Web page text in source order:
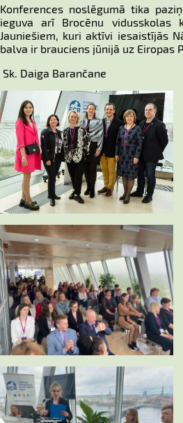
Konferences noslēgumā tika
ieguva arī Brocēnu vidusskolas
Jauniešiem, kuri aktīvi iesaistījās
balva ir brauciens jūnijā uz Eiropas
Sk. Daiga Barančane